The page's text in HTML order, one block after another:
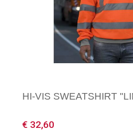
HI-VIS SWEATSHIRT
€ 32,60